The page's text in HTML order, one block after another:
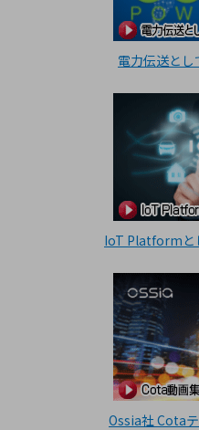
電力伝送と
IoT Platformと
Ossia社 Cota